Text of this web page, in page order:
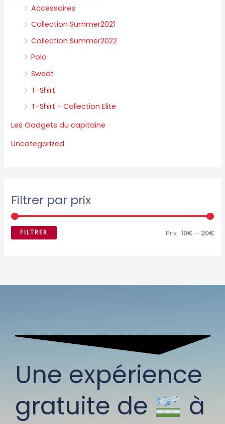
Accessoires
Collection Summer2021
Collection Summer2022
Polo
Sweat
T-Shirt
T-Shirt - Collection Elite
Les Gadgets du capitaine
Uncategorized
Filtrer par prix
FILTRER Prix : 10€—20€
Une expérience
gratuite de
à